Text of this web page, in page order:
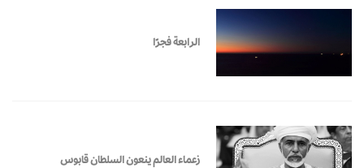
الرابعة فجرًا
زعماء العالم ينعون السلطان قابوس